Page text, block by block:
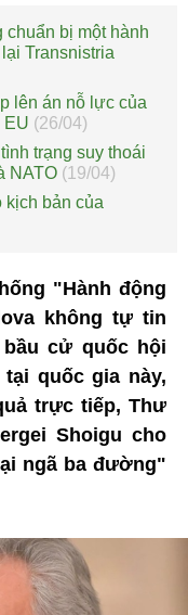
chuẩn bị một hành
Transnistria
lên án nỗ lực của
EU (26/04)
trạng suy thoái
NATO (19/04)
kịch bản của
"Hành động
không tự tin
cử quốc hội
quốc gia này,
trực tiếp, Thư
Shoigu cho
ngã ba đường"